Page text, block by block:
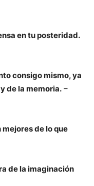
en tu posteridad.
consigo mismo, ya
de la memoria. –
mejores de lo que
de la imaginación